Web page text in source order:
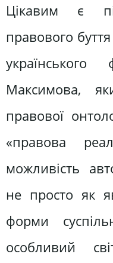
Цікавим є
правового
Максимова,
правової
«правова
можливість
не просто як
форми
особливий